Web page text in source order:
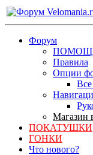
Форум
Правила
Опции
Магазин
ПОКАТУШКИ
ГОНКИ
Что нового?